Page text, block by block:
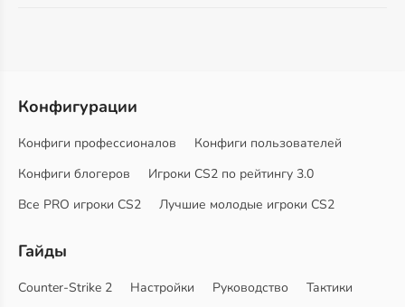
Конфигурации
Конфиги профессионалов
Конфиги пользователей
Конфиги блогеров
Игроки CS2 по рейтингу 3.0
Все PRO игроки CS2
Лучшие молодые игроки CS2
Гайды
Counter-Strike 2 Настройки Руководство
Тактики